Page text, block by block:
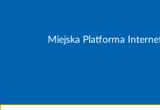
Miejska Platforma